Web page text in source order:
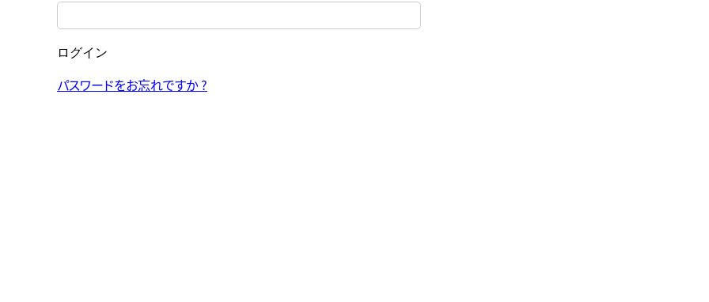
ログイン
パスワードをお忘れですか ?